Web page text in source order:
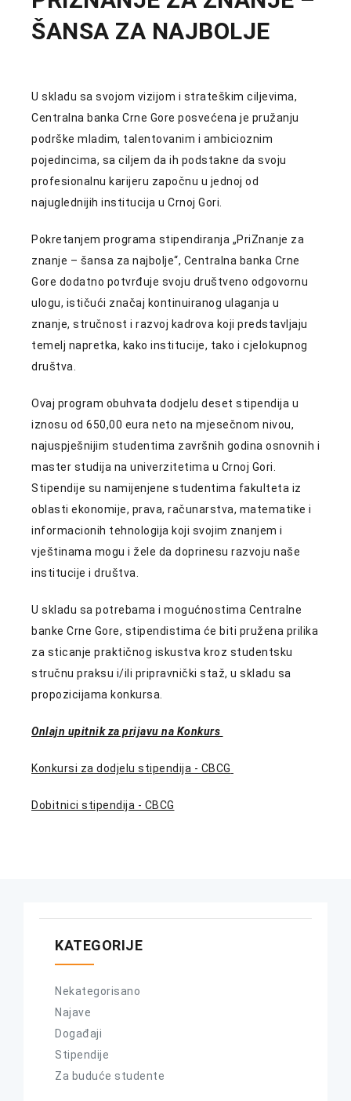
ŠANSA ZA NAJBOLJE
U skladu sa svojom vizijom i strateškim ciljevima,
Centralna banka Crne Gore posvećena je pružanju
podrške mladim, talentovanim i ambicioznim
pojedincima, sa ciljem da ih podstakne da svoju
profesionalnu karijeru započnu u jednoj od
najuglednijih institucija u Crnoj Gori.
Pokretanjem programa stipendiranja „PriZnanje za
znanje – šansa za najbolje“, Centralna banka Crne
Gore dodatno potvrđuje svoju društveno odgovornu
ulogu, ističući značaj kontinuiranog ulaganja u
znanje, stručnost i razvoj kadrova koji predstavljaju
temelj napretka, kako institucije, tako i cjelokupnog
društva.
Ovaj program obuhvata dodjelu deset stipendija u
iznosu od 650,00 eura neto na mjesečnom nivou,
najuspješnijim studentima završnih godina osnovnih i
master studija na univerzitetima u Crnoj Gori.
Stipendije su namijenjene studentima fakulteta iz
oblasti ekonomije, prava, računarstva, matematike i
informacionih tehnologija koji svojim znanjem i
vještinama mogu i žele da doprinesu razvoju naše
institucije i društva.
U skladu sa potrebama i mogućnostima Centralne
banke Crne Gore, stipendistima će biti pružena prilika
za sticanje praktičnog iskustva kroz studentsku
stručnu praksu i/ili pripravnički staž, u skladu sa
propozicijama konkursa.
Onlajn upitnik za prijavu na Konkurs
Konkursi za dodjelu stipendija - CBCG
Dobitnici stipendija - CBCG
KATEGORIJE
Nekategorisano
Najave
Događaji
Stipendije
Za buduće studente